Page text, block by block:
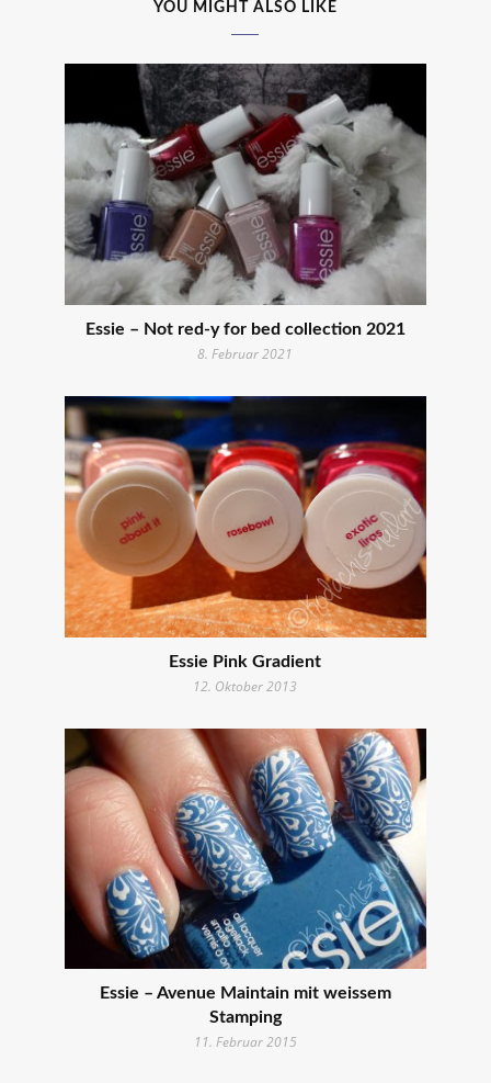
YOU MIGHT ALSO LIKE
Essie – Not red-y for bed collection 2021
8. Februar 2021
Essie Pink Gradient
12. Oktober 2013
Essie – Avenue Maintain mit weissem
Stamping
11. Februar 2015